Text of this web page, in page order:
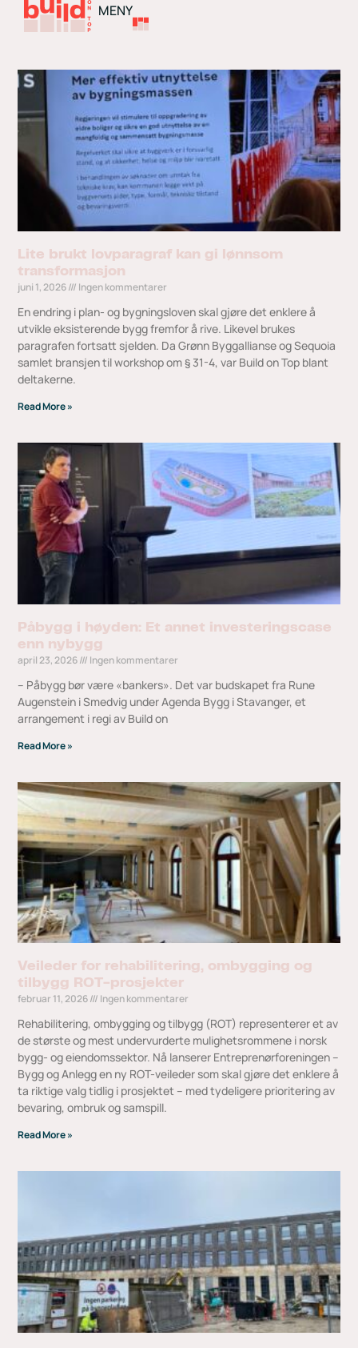
MENY
Lite brukt lovparagraf kan gi lønnsom
transformasjon
juni 1, 2026 Ingen kommentarer
En endring i plan- og bygningsloven skal gjøre det enklere å
utvikle eksisterende bygg fremfor å rive. Likevel brukes
paragrafen fortsatt sjelden. Da Grønn Byggallianse og Sequoia
samlet bransjen til workshop om § 31-4, var Build on Top blant
deltakerne.
Read More »
Påbygg i høyden: Et annet investeringscase
enn nybygg
april 23, 2026 Ingen kommentarer
– Påbygg bør være «bankers». Det var budskapet fra Rune
Augenstein i Smedvig under Agenda Bygg i Stavanger, et
arrangement i regi av Build on
Read More »
Veileder for rehabilitering, ombygging og
tilbygg ROT-prosjekter
februar 11, 2026 Ingen kommentarer
Rehabilitering, ombygging og tilbygg (ROT) representerer et av
de største og mest undervurderte mulighetsrommene i norsk
bygg- og eiendomssektor. Nå lanserer Entreprenørforeningen –
Bygg og Anlegg en ny ROT-veileder som skal gjøre det enklere å
ta riktige valg tidlig i prosjektet – med tydeligere prioritering av
bevaring, ombruk og samspill.
Read More »